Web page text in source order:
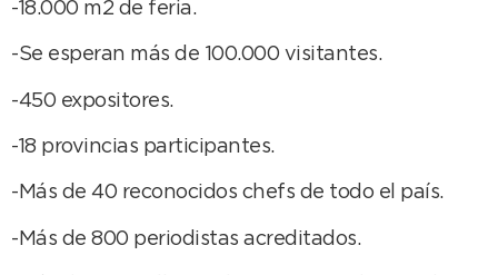
-18.000 m2 de feria.
-Se esperan más de 100.000 visitantes.
-450 expositores.
-18 provincias participantes.
-Más de 40 reconocidos chefs de todo el país.
-Más de 800 periodistas acreditados.